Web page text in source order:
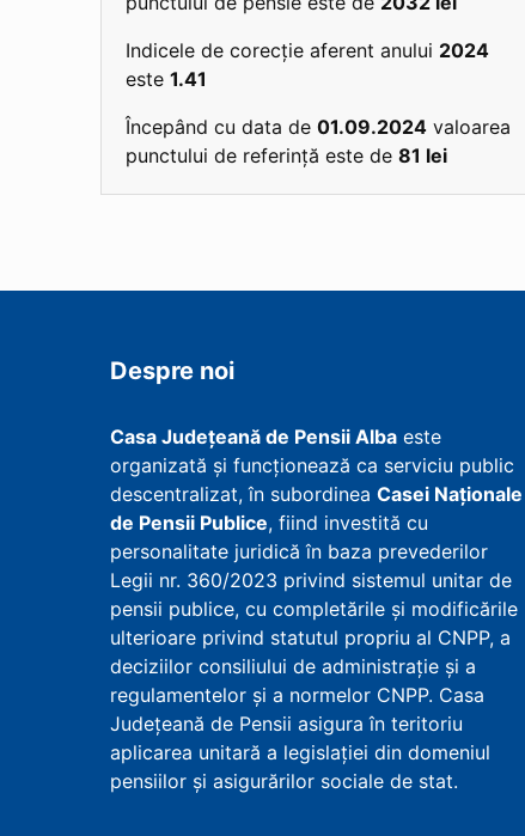
Indicele de corecție aferent anului 2024
este 1.41
Începând cu data de 01.09.2024 valoarea
punctului de referință este de 81 lei
Despre noi
Casa Județeană de Pensii Alba este
organizată și funcționează ca serviciu public
descentralizat, în subordinea Casei Naționale
de Pensii Publice, fiind investită cu
personalitate juridică în baza prevederilor
Legii nr. 360/2023 privind sistemul unitar de
pensii publice, cu completările și modificările
ulterioare privind statutul propriu al CNPP, a
deciziilor consiliului de administrație și a
regulamentelor și a normelor CNPP. Casa
Județeană de Pensii asigura în teritoriu
aplicarea unitară a legislației din domeniul
pensiilor și asigurărilor sociale de stat.